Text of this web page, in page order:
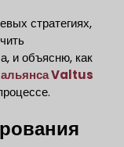
стратегиях,
и объясню, как
альянса Valtus